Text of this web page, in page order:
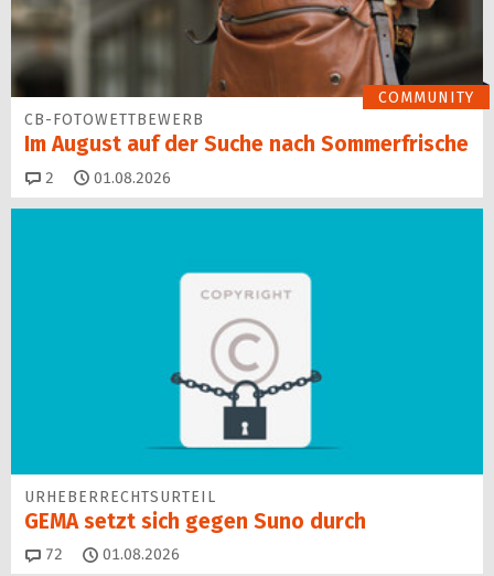
COMMUNITY
CB-FOTOWETTBEWERB
Im August auf der Suche nach Sommerfrische
2 Kommentare
01.08.2026
URHEBERRECHTSURTEIL
GEMA setzt sich gegen Suno durch
72 Kommentare
01.08.2026